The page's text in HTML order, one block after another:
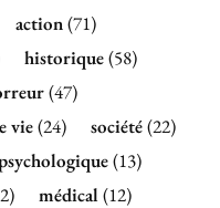
action(71)
historique(58)
(47)
vie(24) société(22)
(13)
médical(12)